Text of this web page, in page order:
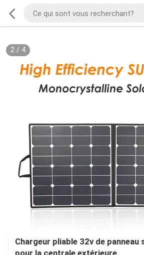
2/ 4
Chargeur pliable 32v de panneau